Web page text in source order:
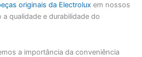
originais da Electrolux em nossos
qualidade e durabilidade do
a importância da conveniência